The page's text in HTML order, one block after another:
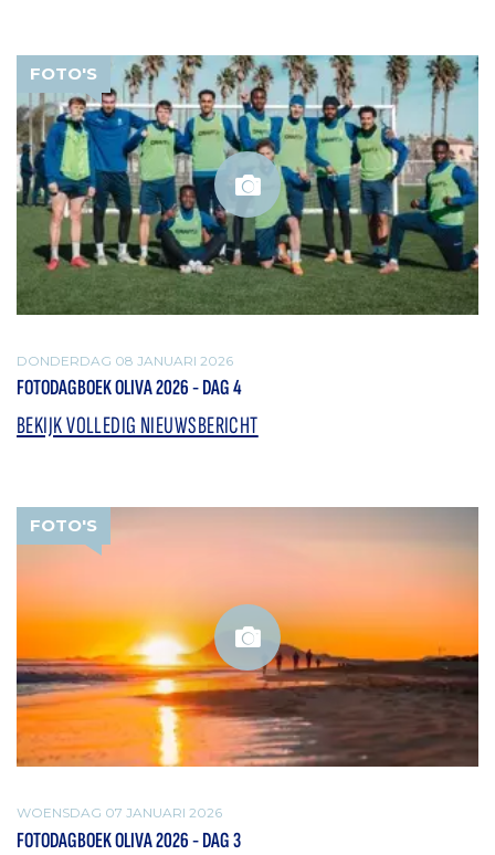
FOTO'S
DONDERDAG 08 JANUARI 2026
FOTODAGBOEK OLIVA 2026 - DAG 4
BEKIJK VOLLEDIG NIEUWSBERICHT
FOTO'S
WOENSDAG 07 JANUARI 2026
FOTODAGBOEK OLIVA 2026 - DAG 3